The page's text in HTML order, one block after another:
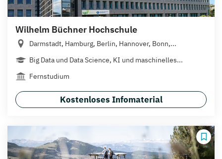
Wilhelm Büchner Hochschule
Darmstadt, Hamburg, Berlin, Hannover, Bonn,...
Big Data und Data Science, KI und maschinelles...
Fernstudium
Kostenloses Infomaterial